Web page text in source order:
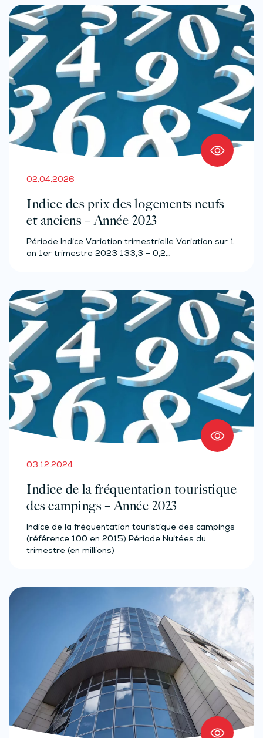
02.04.2026
Indice des prix des logements neufs
et anciens – Année 2023
Période Indice Variation trimestrielle Variation sur 1
an 1er trimestre 2023 133,3 – 0,2…
03.12.2024
Indice de la fréquentation touristique
des campings – Année 2023
Indice de la fréquentation touristique des campings
(référence 100 en 2015) Période Nuitées du
trimestre (en millions)